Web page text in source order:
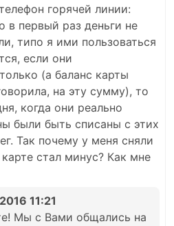
горячей линии:
в первый раз деньги не
типо я ими пользоваться
если они
(а баланс карты
на эту сумму), то
когда они реально
были быть списаны с этих
Так почему у меня сняли
стал минус? Как мне
11:21
Мы с Вами общались на